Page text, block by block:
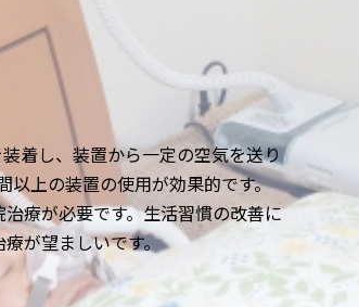
着し、装置から一定の空気を送り
以上の装置の使用が効果的です。
療が必要です。生活習慣の改善に
が望ましいです。